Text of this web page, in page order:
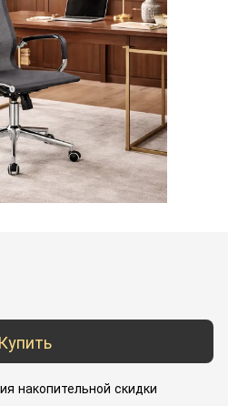
Купить
накопительной скидки